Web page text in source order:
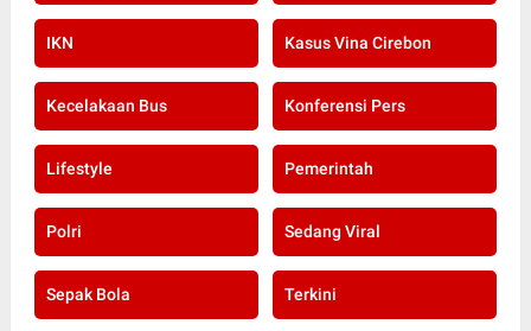
IKN Kasus Vina Cirebon
Kecelakaan Bus Konferensi Pers
Lifestyle Pemerintah
Polri Sedang Viral
Sepak Bola Terkini